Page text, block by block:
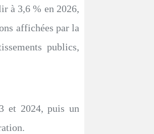
à 3,6 % en 2026,
affichées par la
publics,
et 2024, puis un